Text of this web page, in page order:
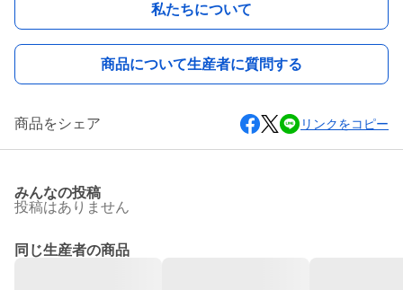
私たちについて
商品について生産者に質問する
商品をシェア リンクをコピー
みんなの投稿
投稿はありません
同じ生産者の商品